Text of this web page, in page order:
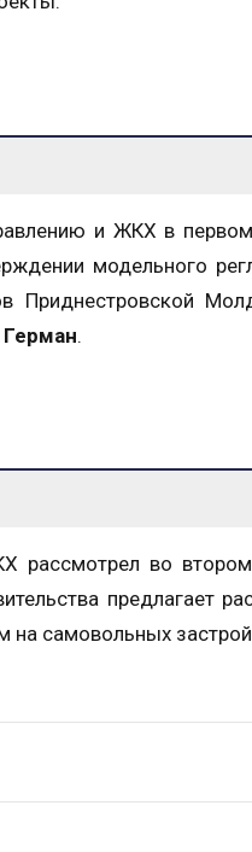
и ЖКХ в
модельного
Приднестровской
.
рассмотрел во втором
предлагает
на самовольных